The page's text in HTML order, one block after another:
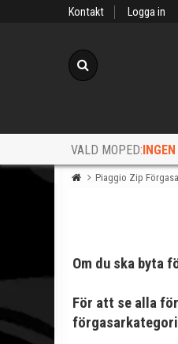
Kontakt Logga in
VALD MOPED:
Piaggio Zip
Om du ska byta
För att se alla